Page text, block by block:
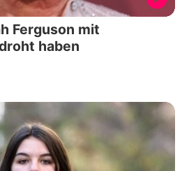
Ferguson mit
haben